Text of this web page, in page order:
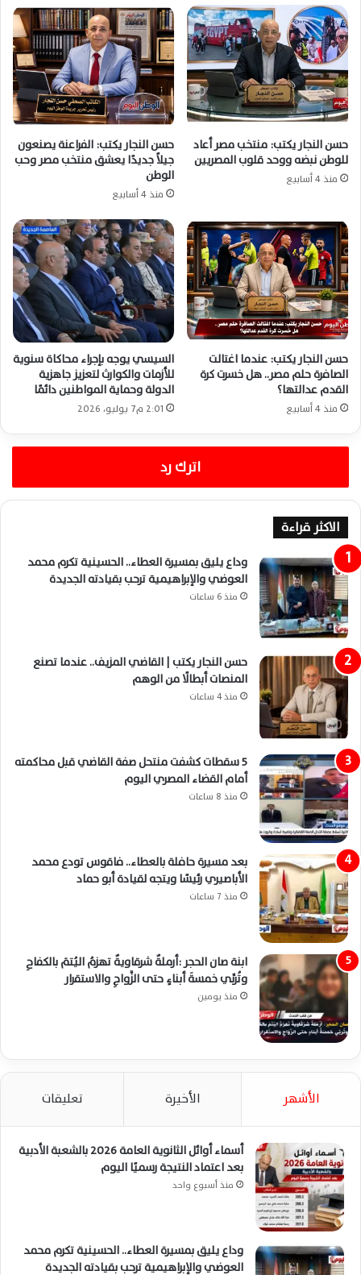
حسن النجار يكتب: منتخب مصر أعاد
للوطن نبضه ووحد قلوب المصريين
منذ 4 أسابيع
حسن النجار يكتب: الفراعنة يصنعون
جيلاً جديدًا يعشق منتخب مصر وحب
الوطن
منذ 4 أسابيع
حسن النجار يكتب: عندما اغتالت
الصافرة حلم مصر.. هل خسرت كرة
القدم عدالتها؟
منذ 4 أسابيع
السيسي يوجه بإجراء محاكاة سنوية
للأزمات والكوارث لتعزيز جاهزية
الدولة وحماية المواطنين دائمًا
2:01 م7 يوليو، 2026
اترك رد
الاكثر قراءة
وداع يليق بمسيرة العطاء.. الحسينية تكرم محمد
العوضي والإبراهيمية ترحب بقيادته الجديدة
منذ 6 ساعات
حسن النجار يكتب | القاضي المزيف.. عندما تصنع
المنصات أبطالًا من الوهم
منذ 4 ساعات
5 سقطات كشفت منتحل صفة القاضي قبل محاكمته
أمام القضاء المصري اليوم
منذ 8 ساعات
بعد مسيرة حافلة بالعطاء.. فاقوس تودع محمد
الأباصيري رئيسًا ويتجه لقيادة أبو حماد
منذ 7 ساعات
ابنة صان الحجر :أرملةٌ شرقاويةٌ تهزمُ اليُتمَ بالكفاحِ
وتُربِّي خمسةَ أبناءٍ حتى الزَّواجِ والاستقرار
منذ يومين
الأشهر الأخيرة تعليقات
أسماء أوائل الثانوية العامة 2026 بالشعبة الأدبية
بعد اعتماد النتيجة رسميًا اليوم
منذ أسبوع واحد
وداع يليق بمسيرة العطاء.. الحسينية تكرم محمد
العوضي والإبراهيمية ترحب بقيادته الجديدة